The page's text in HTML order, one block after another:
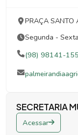
PRAÇA SANTO
Segunda -
(98) 98141-
SECRETARIA
Acessar